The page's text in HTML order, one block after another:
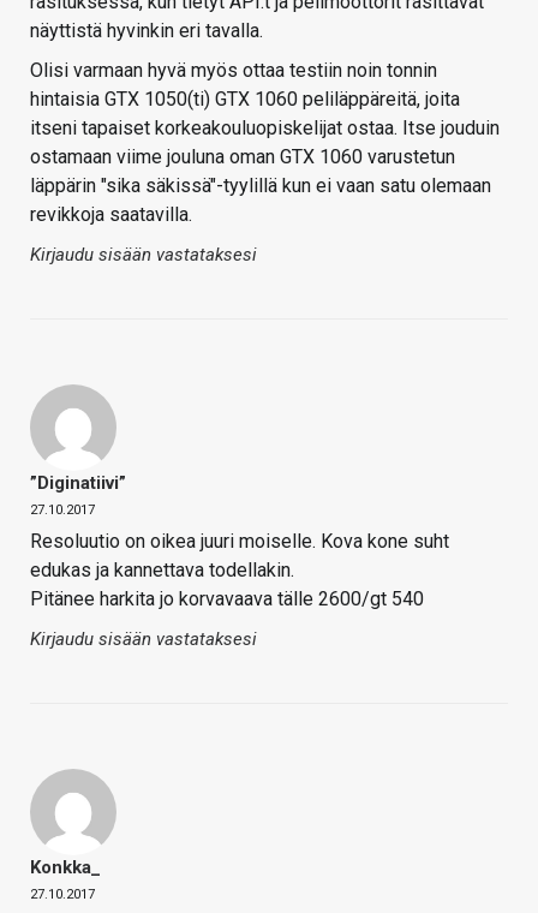
näyttistä hyvinkin eri tavalla.
Olisi varmaan hyvä myös ottaa testiin noin tonnin
hintaisia GTX 1050(ti) GTX 1060 peliläppäreitä, joita
itseni tapaiset korkeakouluopiskelijat ostaa. Itse jouduin
ostamaan viime jouluna oman GTX 1060 varustetun
läppärin "sika säkissä"-tyylillä kun ei vaan satu olemaan
revikkoja saatavilla.
Kirjaudu sisään vastataksesi
”diginatiivi”
27.10.2017
Resoluutio on oikea juuri moiselle. Kova kone suht
edukas ja kannettava todellakin.
Pitänee harkita jo korvavaava tälle 2600/gt 540
Kirjaudu sisään vastataksesi
Konkka_
27.10.2017